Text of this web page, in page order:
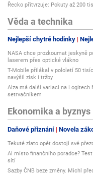
Řecko přitvrzuje: Pokuty až 200
Věda a technika
Nejlepší chytré hodinky
NASA chce prozkoumat jeskyně
laserem přes optické vlákno
T-Mobile přilákal v pololetí 50
navýšil zisk i tržby
Alza má další variaci na Logitech
setrvačníkem
Ekonomika a byznys
Daňové přiznání Novela
Tekuté zlato opět dostojí své
AI místo finančního poradce?
sítí
Sazby ČNB beze změny. Michl